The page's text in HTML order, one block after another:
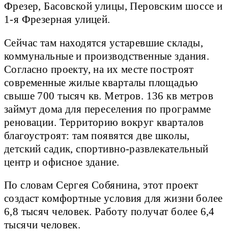
Фрезер, Басовской улицы, Перовским шоссе и
1-я Фрезерная улицей.
Сейчас там находятся устаревшие склады,
коммунальные и производственные здания.
Согласно проекту, на их месте построят
современные жилые кварталы площадью
свыше 700 тысяч кв. Метров. 136 кв метров
займут дома для переселения по программе
реновации. Территорию вокруг кварталов
благоустроят: там появятся две школы,
детский садик, спортивно-развлекательный
центр и офисное здание.
По словам Сергея Собянина, этот проект
создаст комфортные условия для жизни более
6,8 тысяч человек. Работу получат более 6,4
тысячи человек.